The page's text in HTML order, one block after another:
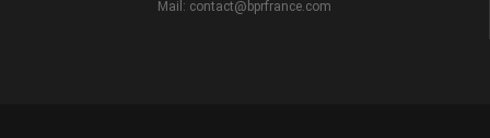
Mail: contact@bprfrance.com